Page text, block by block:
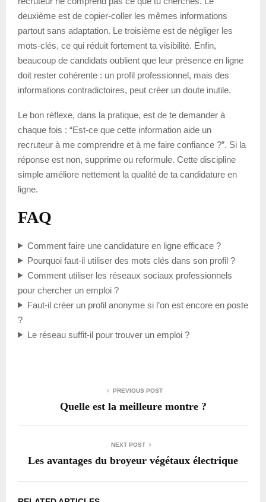
deuxième est de copier-coller les mêmes informations
partout sans adaptation. Le troisième est de négliger les
mots-clés, ce qui réduit fortement ta visibilité. Enfin,
beaucoup de candidats oublient que leur présence en ligne
doit rester cohérente : un profil professionnel, mais des
informations contradictoires, peut créer un doute inutile.
Le bon réflexe, dans la pratique, est de te demander à
chaque fois : “Est-ce que cette information aide un
recruteur à me comprendre et à me faire confiance ?”. Si la
réponse est non, supprime ou reformule. Cette discipline
simple améliore nettement la qualité de ta candidature en
ligne.
FAQ
Comment faire une candidature en ligne efficace ?
Pourquoi faut-il utiliser des mots clés dans son profil ?
Comment utiliser les réseaux sociaux professionnels
pour chercher un emploi ?
Faut-il créer un profil anonyme si l’on est encore en poste
?
Le réseau suffit-il pour trouver un emploi ?
PREVIOUS POST
Quelle est la meilleure montre ?
NEXT POST
Les avantages du broyeur végétaux électrique